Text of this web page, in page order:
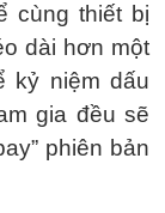
cùng thiết bị
dài hơn một
kỷ niệm dấu
gia đều sẽ
phiên bản